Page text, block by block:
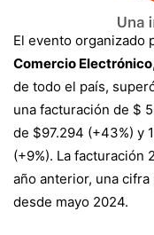
El evento organizado
Comercio Electrónico
de todo el país,
una facturación de $
de $97.294 (+43%) y
(+9%). La facturación
año anterior, una
desde mayo 2024.